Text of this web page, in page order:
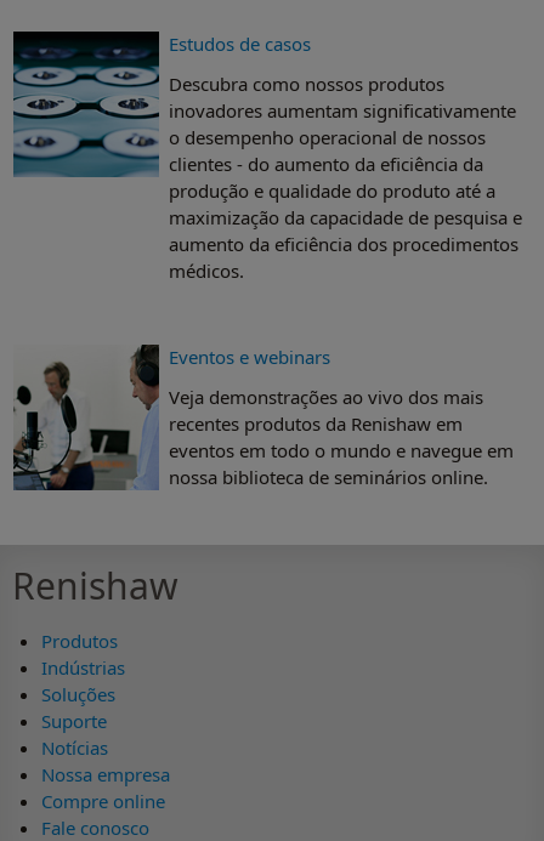
Estudos de casos
Descubra como nossos produtos
inovadores aumentam significativamente
o desempenho operacional de nossos
clientes - do aumento da eficiência da
produção e qualidade do produto até a
maximização da capacidade de pesquisa e
aumento da eficiência dos procedimentos
médicos.
Eventos e webinars
Veja demonstrações ao vivo dos mais
recentes produtos da Renishaw em
eventos em todo o mundo e navegue em
nossa biblioteca de seminários online.
Renishaw
Produtos
Indústrias
Soluções
Suporte
Notícias
Nossa empresa
Compre online
Fale conosco